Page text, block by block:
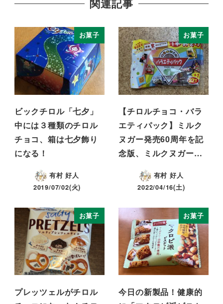
関連記事
お菓子
ビックチロル「七夕」
中には３種類のチロル
チョコ、箱は七夕飾り
になる！
有村 好人
2019/07/02(火)
お菓子
【チロルチョコ・バラ
エティパック】ミルク
ヌガー発売60周年を記
念版、ミルクヌガー…
有村 好人
2022/04/16(土)
お菓子
プレッツェルがチロル
お菓子
今日の新製品！健康的